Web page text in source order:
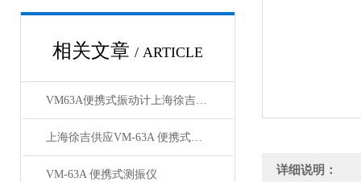
相关文章 / ARTICLE
VM63A便携式振动计上海徐吉电气
上海徐吉供应VM-63A 便携式测振仪日本理音品牌
VM-63A 便携式测振仪 详细说明：